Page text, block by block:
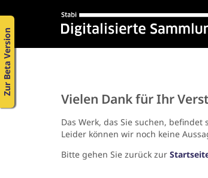
Zur Beta Version
Vielen Dank für Ihr
Das Werk, das Sie suchen,
Leider können wir noch keine
Bitte gehen Sie zurück zur